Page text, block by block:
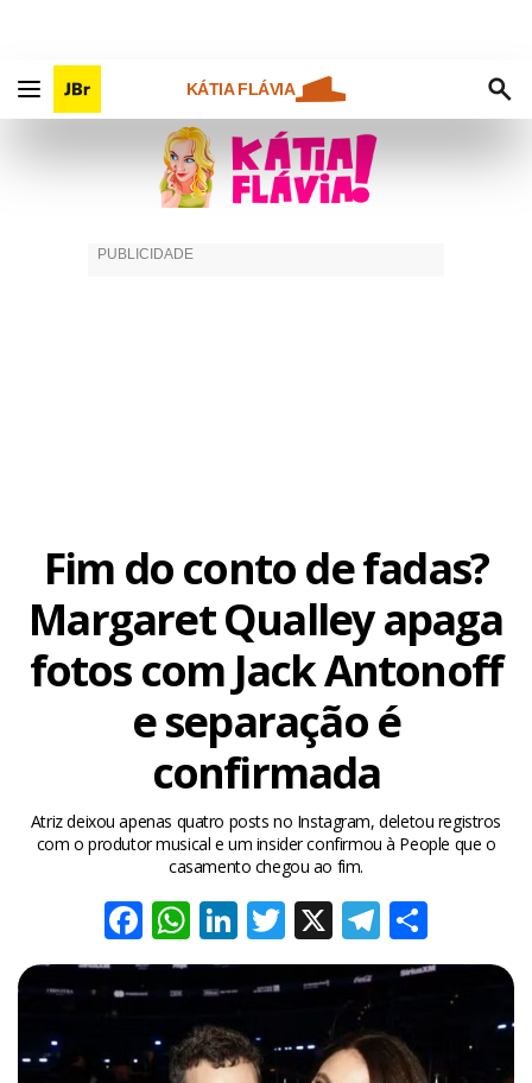
KÁTIA FLÁVIA
Fim do conto de fadas?
Margaret Qualley apaga
fotos com Jack Antonoff
e separação é
confirmada
Atriz deixou apenas quatro posts no Instagram, deletou registros
com o produtor musical e um insider confirmou à People que o
casamento chegou ao fim.
Facebook
WhatsApp
LinkedIn
Twitter
X